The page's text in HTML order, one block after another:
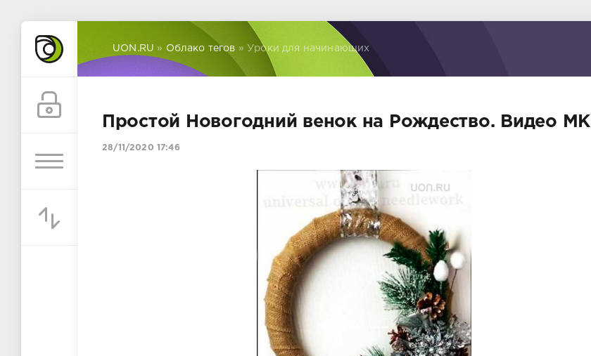
UON.RU » Облако тегов » Уроки для начинающих
Простой Новогодний венок на Рождество. Видео МК
28/11/2020 17:46